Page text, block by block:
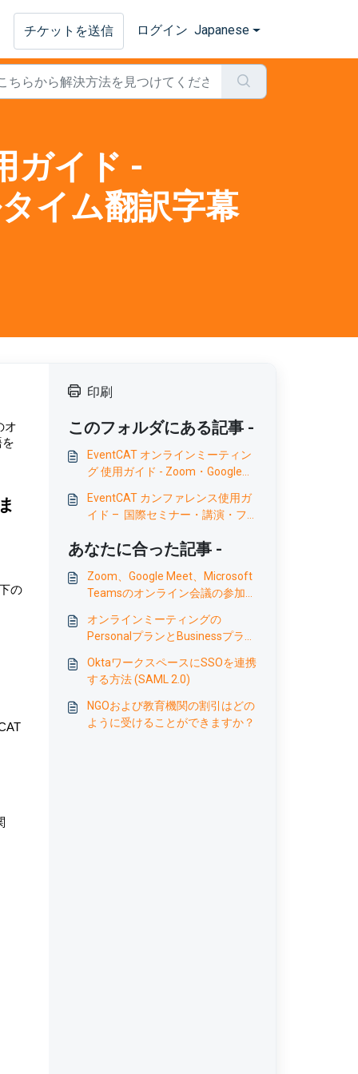
チケットを送信 ログイン Japanese
ガイド -
イム翻訳字幕
オ
の
印刷
このフォルダにある記事 -
EventCAT オンラインミーティン
グ 使用ガイド - Zoom・Google
訳字幕設定方法
EventCAT カンファレンス使用ガ
イド – 国際セミナー・講演・フ
訳字幕設定
あなたに合った記事 -
Zoom、Google Meet、Microsoft
Teamsのオンライン会議の参加者
翻訳字幕を閲覧できますか？
オンラインミーティングの
PersonalプランとBusinessプラン
OktaワークスペースにSSOを連携
する方法 (SAML 2.0)
NGOおよび教育機関の割引はどの
ように受けることができますか？